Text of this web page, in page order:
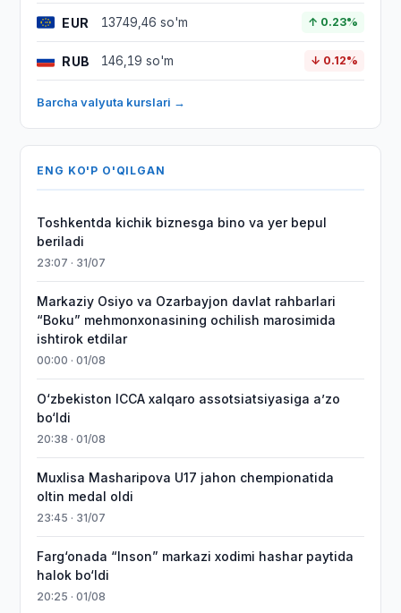
EUR 13749,46 so'm ↑ 0.23%
RUB 146,19 so'm ↓ 0.12%
Barcha valyuta kurslari →
ENG KO'P O'QILGAN
Toshkentda kichik biznesga bino va yer bepul
beriladi
23:07 · 31/07
Markaziy Osiyo va Ozarbayjon davlat rahbarlari
“Boku” mehmonxonasining ochilish marosimida
ishtirok etdilar
00:00 · 01/08
O‘zbekiston ICCA xalqaro assotsiatsiyasiga aʼzo
bo‘ldi
20:38 · 01/08
Muxlisa Masharipova U17 jahon chempionatida
oltin medal oldi
23:45 · 31/07
Farg‘onada “Inson” markazi xodimi hashar paytida
halok bo‘ldi
20:25 · 01/08